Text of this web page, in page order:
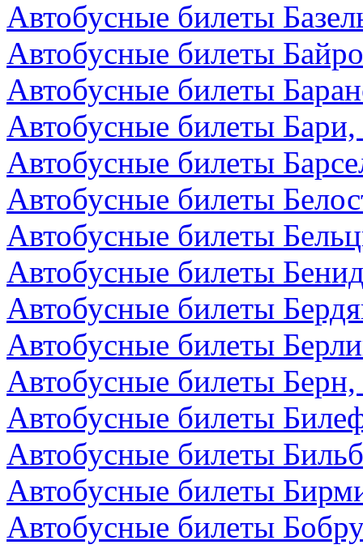
Автобусные билеты
Автобусные билеты
Автобусные билеты
Автобусные билеты
Автобусные билеты
Автобусные билеты
Автобусные билеты
Автобусные билеты
Автобусные билеты
Автобусные билеты
Автобусные билеты
Автобусные билеты
Автобусные билеты
Автобусные билеты
Автобусные билеты